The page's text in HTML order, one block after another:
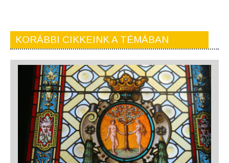
KORÁBBI CIKKEINK A TÉMÁBAN